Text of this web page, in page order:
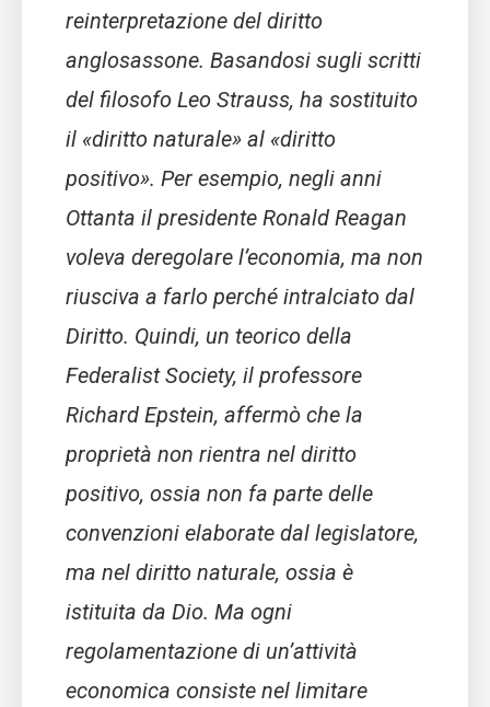
reinterpretazione del diritto
anglosassone. Basandosi sugli scritti
del filosofo Leo Strauss, ha sostituito
il «diritto naturale» al «diritto
positivo». Per esempio, negli anni
Ottanta il presidente Ronald Reagan
voleva deregolare l’economia, ma non
riusciva a farlo perché intralciato dal
Diritto. Quindi, un teorico della
Federalist Society, il professore
Richard Epstein, affermò che la
proprietà non rientra nel diritto
positivo, ossia non fa parte delle
convenzioni elaborate dal legislatore,
ma nel diritto naturale, ossia è
istituita da Dio. Ma ogni
regolamentazione di un’attività
economica consiste nel limitare